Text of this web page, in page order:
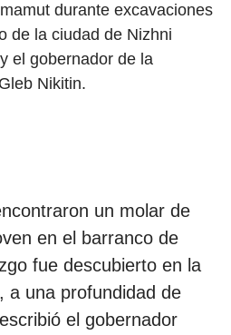
durante excavaciones
de la ciudad de Nizhni
el gobernador de la
Nikitin.
un molar de
en el barranco de
fue descubierto en la
a una profundidad de
el gobernador